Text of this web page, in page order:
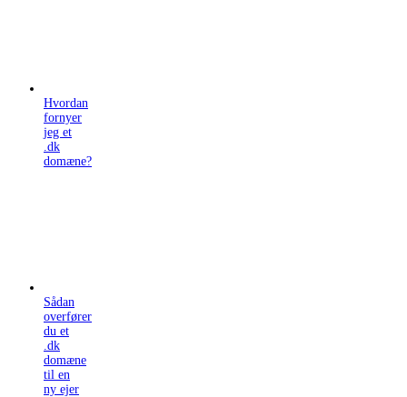
Hvordan
fornyer
jeg et
.dk
domæne?
Sådan
overfører
du et
.dk
domæne
til en
ny ejer